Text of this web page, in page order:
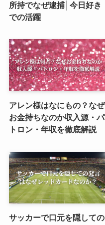
所持でなぜ逮捕│今日好き
での活躍
アレン様はなにもの？なぜ
お金持ちなのか収入源・パ
トロン・年収を徹底解説
サッカーで口元を隠しての